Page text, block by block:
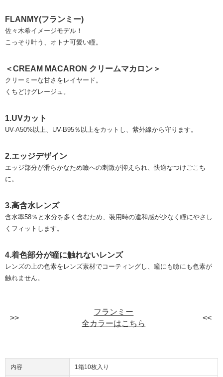
FLANMY(フランミー)
佐々木希イメージモデル！
こっそり叶う、オトナ可愛い瞳。
＜CREAM MACARON クリームマカロン＞
クリーミーな甘さをレイヤード。
くちどけグレージュ。
1.UVカット
UV-A50%以上、UV-B95％以上をカットし、紫外線から守ります。
2.エッジデザイン
エッジ部分が滑らかなため瞼への刺激が抑えられ、快適なつけごこち
に。
3.高含水レンズ
含水率58％と水分を多く含むため、装用時の違和感が少なく瞳にやさし
くフィットします。
4.着色部分が瞳に触れないレンズ
レンズの上の色素をレンズ素材でコーティングし、瞳にも瞼にも色素が
触れません。
フランミー
全カラーはこちら
内容 1箱10枚入り